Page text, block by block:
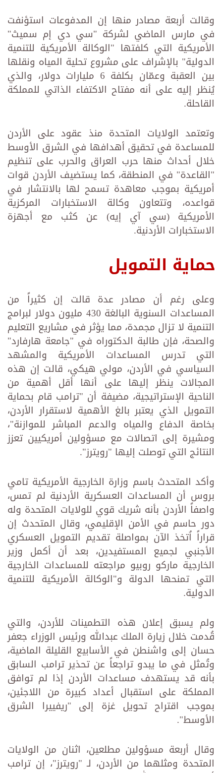
وقالت أربعة مصادر منها إن المدفوعات استؤنفت
في مارس الماضي لشركة "سي دي إم سميث"
الأمريكية التي كلفتها "الوكالة الأمريكية للتنمية
الدولية" بالإشراف على مشروع تحلية المياه ونقلها
بين العقبة وعمّان بكلفة 6 مليارات دولار، والذي
يُنظر إليه على أنه مفتاح الاكتفاء الذاتي للمملكة
القاحلة.
وتعتمد الولايات المتحدة منذ عقود على الأردن
للمساعدة في تحقيق أهدافها في الشرق الأوسط
خلال أحداث منها حرب العراق والحرب على تنظيم
"القاعدة" في المنطقة، كما يستضيف الأردن قوات
أمريكية بموجب معاهدة تسمح لها بالانتشار في
قواعده، وتتعاون وكالة الاستخبارات المركزية
الأمريكية (سي آي إيه) عن كثب مع أجهزة
الاستخبارات الأردنية.
حماية التمويل
وعلى رغم أن مصادر عدة قالت إن كثيراً من
المساعدات السنوية البالغة 430 مليون دولار لبرامج
التنمية لا تزال مجمدة، مما يؤثر في مشاريع التعليم
والصحة، فإن طالبة الدكتوراه في "جامعة هارفارد"
التي تدرس المساعدات الأمريكية والمشهد
السياسي في الأردن، مولي هيكي، قالت إن هذه
المجالات ينظر إليها على أنها أقل أهمية من
الناحية الإستراتيجية، مضيفة أن "ترامب قام بحماية
التمويل الذي يعتبر بالغ الأهمية لاستقرار الأردن،
بخاصة الدفاع والمياه والدعم المباشر للموازنة"،
ومشيرة إلى اتصالات مع مسؤولين أمريكيين تعزز
النتائج التي توصلت إليها "رويترز".
وأكد المتحدث باسم وزارة الخارجية الأمريكية تامي
بروس أن المساعدات العسكرية الأردنية لم تمس،
واصفاً الأردن بأنه شريك قوي للولايات المتحدة وله
دور حاسم في الأمن الإقليمي، وقال المتحدث إن
قراراً اُتخذ الآن بمواصلة تقديم التمويل العسكري
الأجنبي لجميع المستفيدين، بعد أن أكمل وزير
الخارجية ماركو روبيو مراجعته للمساعدات الخارجية
التي تمنحها الدولة و"الوكالة الأمريكية للتنمية
الدولية.
ولم يسبق إعلان هذه التطمينات للأردن، والتي
قُدمت خلال زيارة الملك عبدالله ورئيس الوزراء جعفر
حسان إلى واشنطن في الأسابيع القليلة الماضية،
وتُمثل في ما يبدو تراجعاً عن تحذير ترامب السابق
بأنه قد يستهدف مساعدات الأردن إذا لم توافق
المملكة على استقبال أعداد كبيرة من اللاجئين،
بموجب اقتراح تحويل غزة إلى "ريفييرا الشرق
الأوسط".
وقال أربعة مسؤولين مطلعين، اثنان من الولايات
المتحدة ومثلهما من الأردن، لـ "رويترز"، إن ترامب